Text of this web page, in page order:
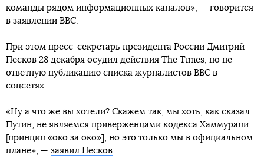
команды рядом информационных каналов», — говорится
в заявлении BBC.
При этом пресс-секретарь президента России Дмитрий
Песков 28 декабря осудил действия The Times, но не
ответную публикацию списка журналистов BBC в
соцсетях.
«Ну а что же вы хотели? Скажем так, мы хоть, как сказал
Путин, не являемся приверженцами кодекса Хаммурапи
[принцип «око за око»], но это только мы в официальном
плане», — заявил Песков.